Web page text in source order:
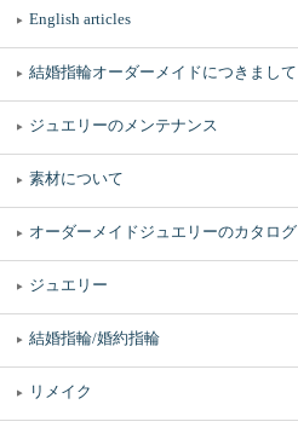
English articles
結婚指輪オーダーメイドにつきまして
ジュエリーのメンテナンス
素材について
オーダーメイドジュエリーのカタログ
ジュエリー
結婚指輪/婚約指輪
リメイク